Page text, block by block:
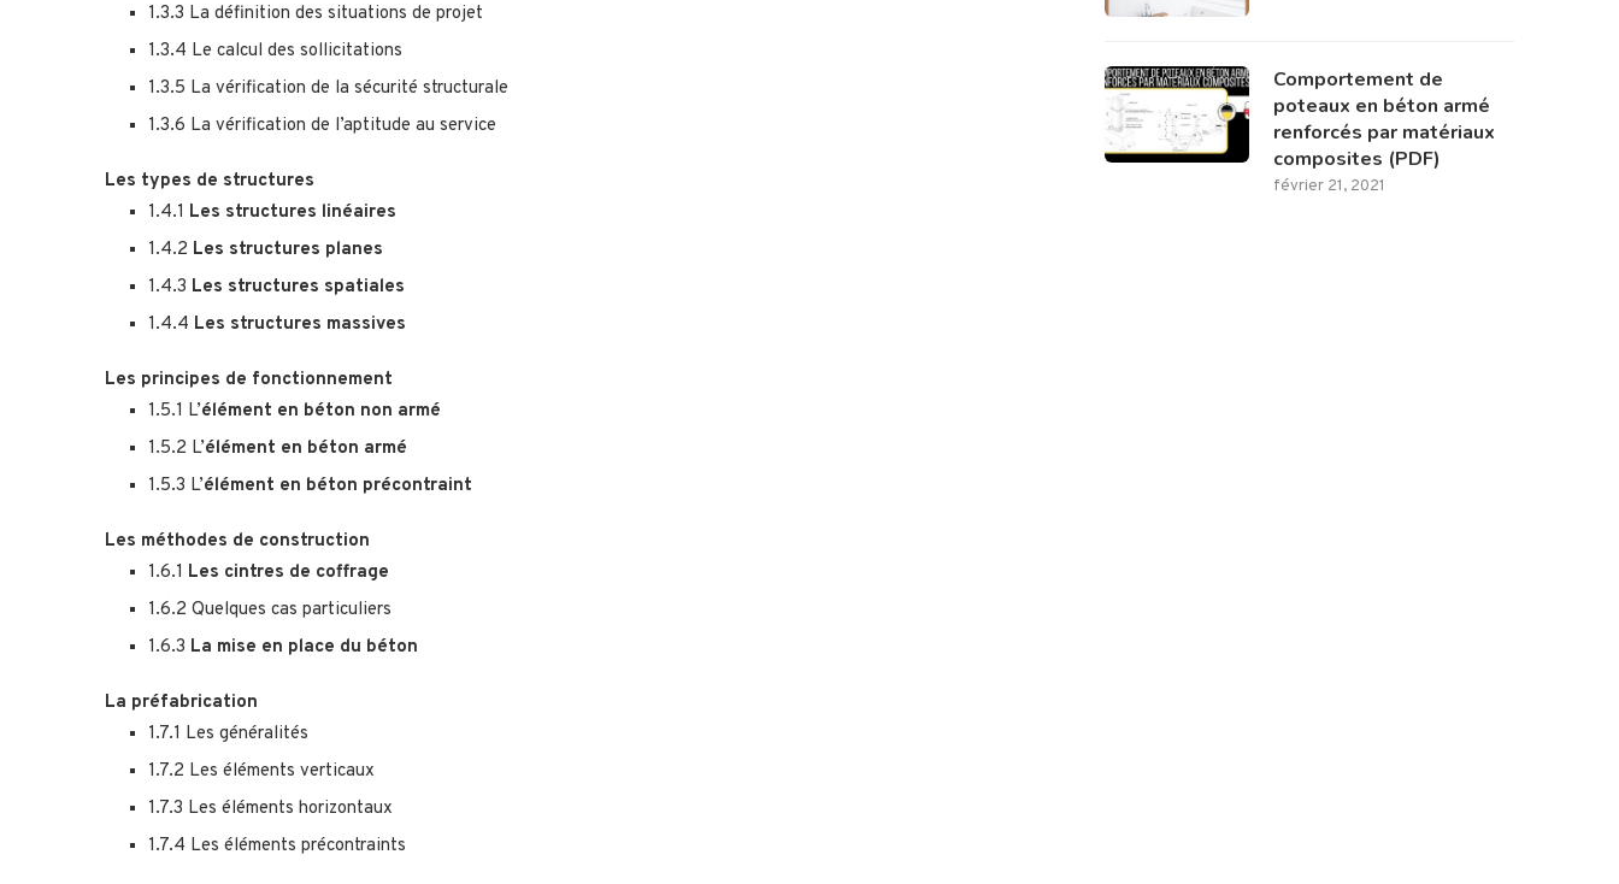
1.3.3 La définition des situations de projet
1.3.4 Le calcul des sollicitations
1.3.5 La vérification de la sécurité structurale
1.3.6 La vérification de l’aptitude au service
Les types de structures
1.4.1 Les structures linéaires
1.4.2 Les structures planes
1.4.3 Les structures spatiales
1.4.4 Les structures massives
Les principes de fonctionnement
1.5.1 L’élément en béton non armé
1.5.2 L’élément en béton armé
1.5.3 L’élément en béton précontraint
Les méthodes de construction
1.6.1 Les cintres de coffrage
1.6.2 Quelques cas particuliers
1.6.3 La mise en place du béton
La préfabrication
1.7.1 Les généralités
1.7.2 Les éléments verticaux
1.7.3 Les éléments horizontaux
1.7.4 Les éléments précontraints
Comportement de
poteaux en béton armé
renforcés par matériaux
composites (PDF)
février 21, 2021